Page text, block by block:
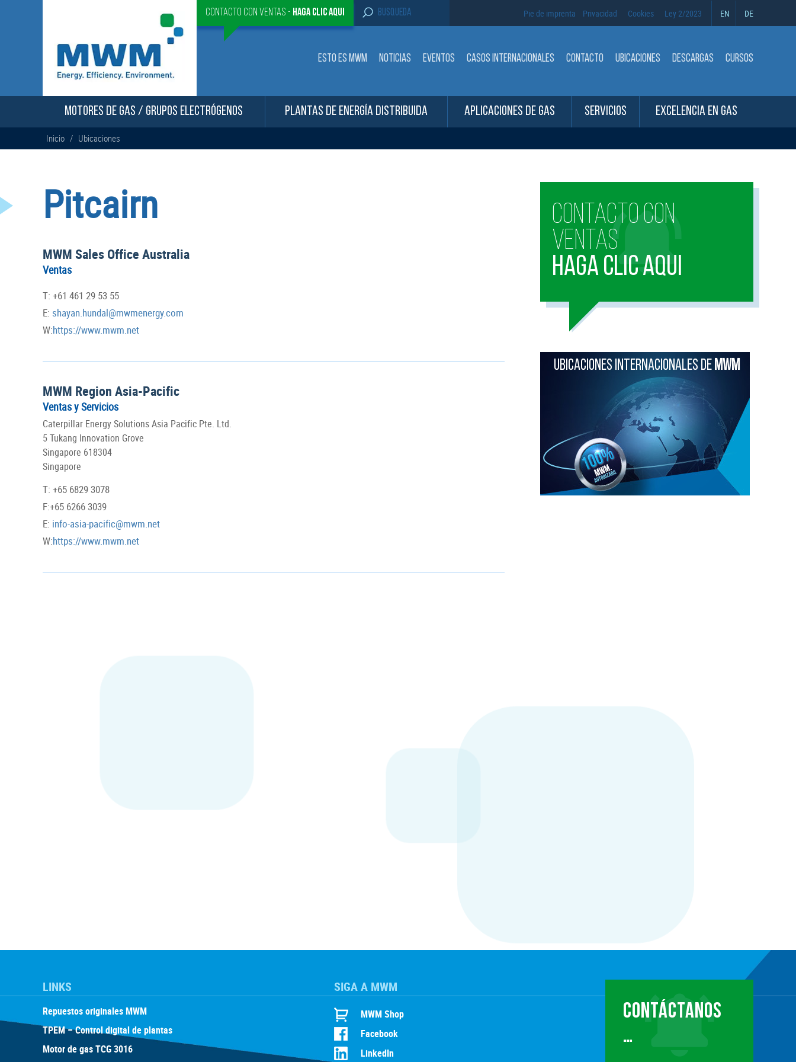
Contacto con ventas - Haga clic aqui
S
e
c
h
r
:
Pie de imprenta Privacidad Cookies Ley 2/2023 EN DE
ESTO ES MWM NOTICIAS EVENTOS CASOS INTERNACIONALES CONTACTO UBICACIONES DESCARGAS CURSOS
MOTORES DE GAS / GRUPOS ELECTRÓGENOS PLANTAS DE ENERGÍA DISTRIBUIDA APLICACIONES DE GAS SERVICIOS EXCELENCIA EN GAS
Inicio / Ubicaciones
Pitcairn
MWM Sales Office Australia
Ventas
T: +61 461 29 53 55
E: shayan.hundal@mwmenergy.com
W:https://www.mwm.net
MWM Region Asia-Pacific
Ventas y Servicios
Caterpillar Energy Solutions Asia Pacific Pte. Ltd.
5 Tukang Innovation Grove
Singapore 618304
Singapore
T: +65 6829 3078
F:+65 6266 3039
E: info-asia-pacific@mwm.net
W:https://www.mwm.net
CONTACTO CON
VENTAS
HAGA CLIC AQUI
UBICACIONES INTERNACIONALES DEMWM
LINKS
Repuestos originales MWM
TPEM – Control digital de plantas
Motor de gas TCG 3016
SIGA A MWM
MWM Shop
Facebook
LinkedIn
CONTÁCTANOS
…